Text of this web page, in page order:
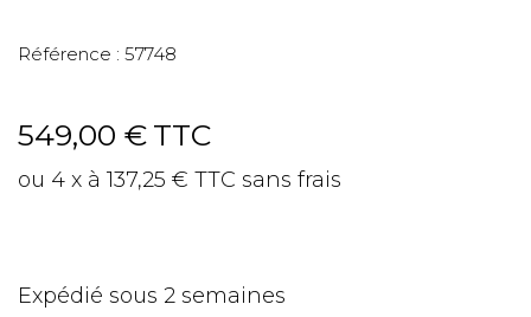
Référence : 57748
549,00 € TTC
ou 4 x à 137,25 € TTC sans frais
Expédié sous 2 semaines